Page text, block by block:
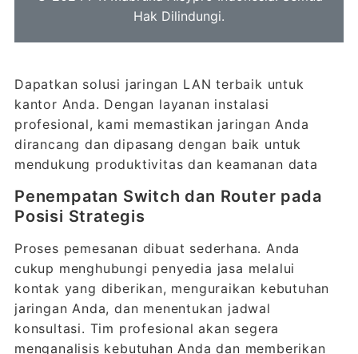
Hak Dilindungi.
Dapatkan solusi jaringan LAN terbaik untuk
kantor Anda. Dengan layanan instalasi
profesional, kami memastikan jaringan Anda
dirancang dan dipasang dengan baik untuk
mendukung produktivitas dan keamanan data
Penempatan Switch dan Router pada
Posisi Strategis
Proses pemesanan dibuat sederhana. Anda
cukup menghubungi penyedia jasa melalui
kontak yang diberikan, menguraikan kebutuhan
jaringan Anda, dan menentukan jadwal
konsultasi. Tim profesional akan segera
menganalisis kebutuhan Anda dan memberikan